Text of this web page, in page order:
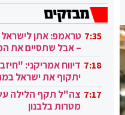
7:35 טראמפ: אתן
– אבל שתסיים את
בעזה 7:18 דיווח אמריקני:
יתקוף את ישראל
בקטאר" 7:17 צה"ל תקף הלילה
מטרות בלבנון